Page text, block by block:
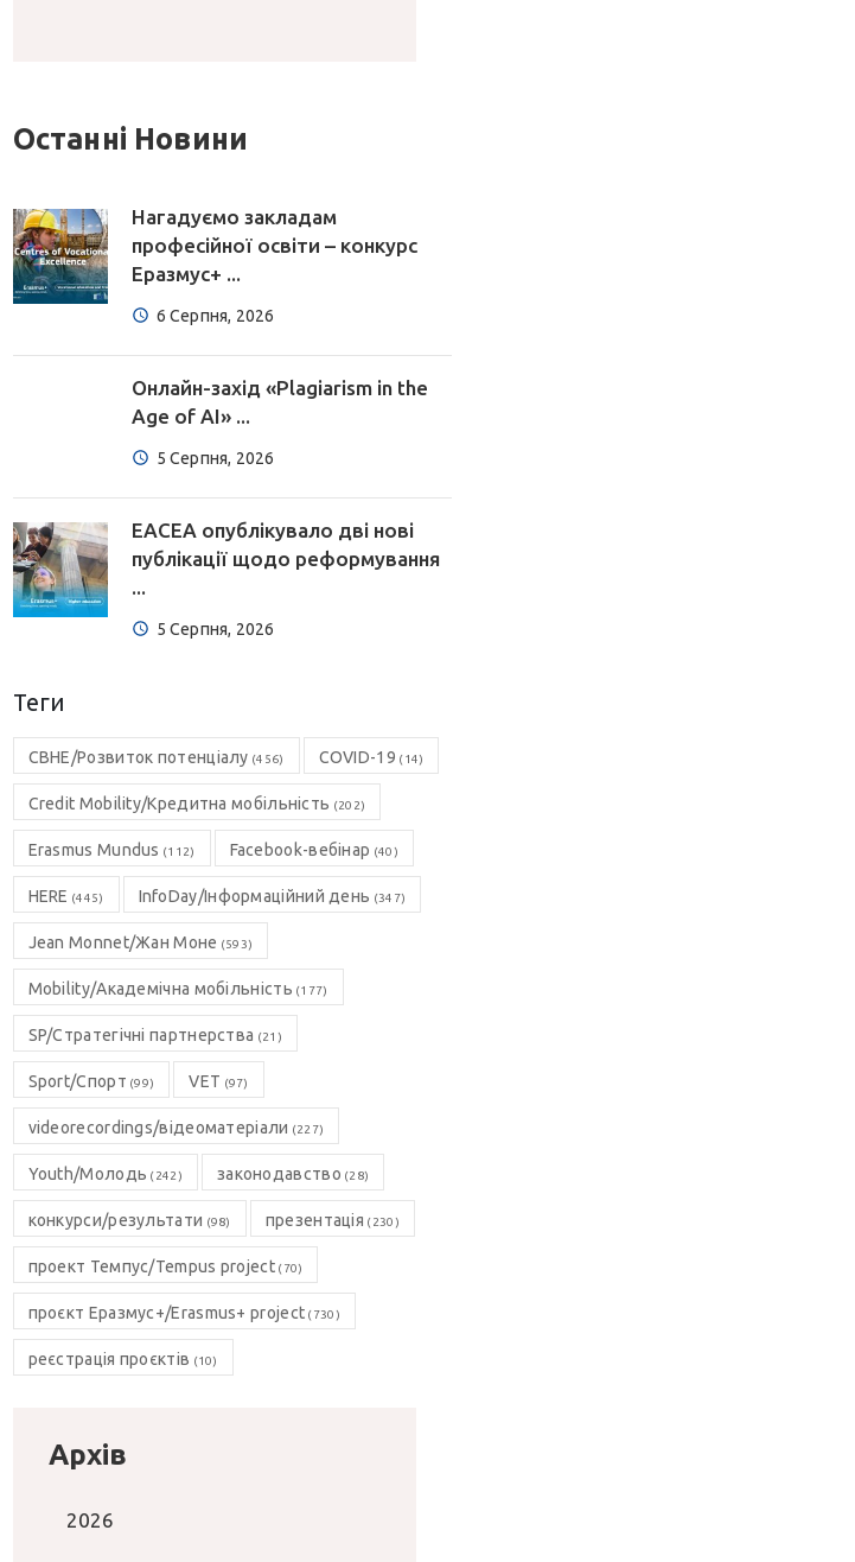
Останні Новини
Нагадуємо закладам
професійної освіти – конкурс
Еразмус+ ...
6 Серпня, 2026
Онлайн-захід «Plagiarism in the
Age of AI» ...
5 Серпня, 2026
EACEA опублікувало дві нові
публікації щодо реформування
...
5 Серпня, 2026
Теги
CBHE/Розвиток потенціалу (456) COVID-19 (14)
Credit Mobility/Кредитна мобільність (202)
Erasmus Mundus (112) Facebook-вебінар (40)
HERE (445) InfoDay/Інформаційний день (347)
Jean Monnet/Жан Моне (593)
Mobility/Академічна мобільність (177)
SP/Стратегічні партнерства (21)
Sport/Спорт (99) VET (97)
videorecordings/відеоматеріали (227)
Youth/Молодь (242) законодавство (28)
конкурси/результати (98) презентація (230)
проект Темпус/Tempus project(70)
проєкт Еразмус+/Erasmus+ project (730)
реєстрація проєктів (10)
Архів
2026